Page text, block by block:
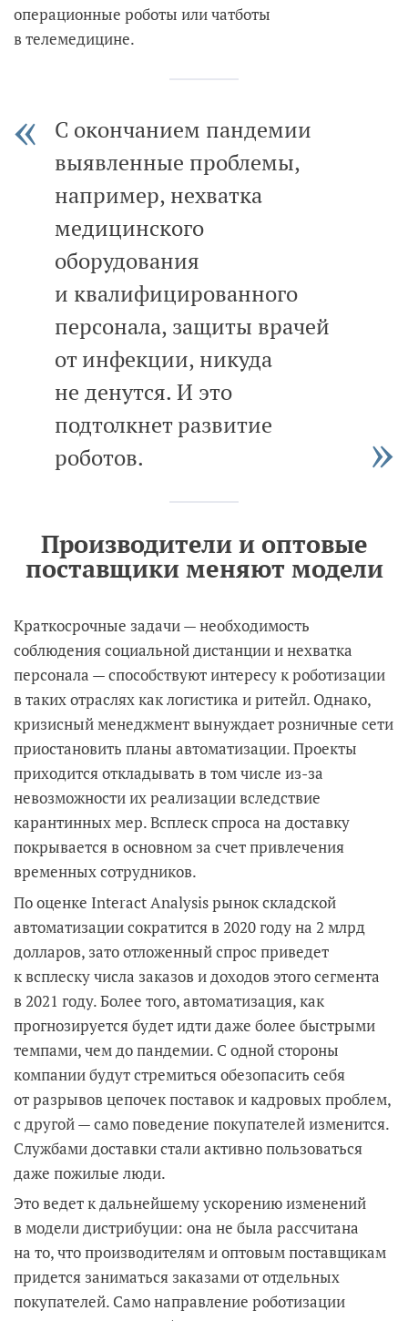
операционные роботы или чатботы
в телемедицине.
С окончанием пандемии
выявленные проблемы,
например, нехватка
медицинского
оборудования
и квалифицированного
персонала, защиты врачей
от инфекции, никуда
не денутся. И это
подтолкнет развитие
роботов.
Производители и оптовые
поставщики меняют модели
Краткосрочные задачи — необходимость
соблюдения социальной дистанции и нехватка
персонала — способствуют интересу к роботизации
в таких отраслях как логистика и ритейл. Однако,
кризисный менеджмент вынуждает розничные сети
приостановить планы автоматизации. Проекты
приходится откладывать в том числе из-за
невозможности их реализации вследствие
карантинных мер. Всплеск спроса на доставку
покрывается в основном за счет привлечения
временных сотрудников.
По оценке Interact Analysis рынок складской
автоматизации сократится в 2020 году на 2 млрд
долларов, зато отложенный спрос приведет
к всплеску числа заказов и доходов этого сегмента
в 2021 году. Более того, автоматизация, как
прогнозируется будет идти даже более быстрыми
темпами, чем до пандемии. С одной стороны
компании будут стремиться обезопасить себя
от разрывов цепочек поставок и кадровых проблем,
с другой — само поведение покупателей изменится.
Службами доставки стали активно пользоваться
даже пожилые люди.
Это ведет к дальнейшему ускорению изменений
в модели дистрибуции: она не была рассчитана
на то, что производителям и оптовым поставщикам
придется заниматься заказами от отдельных
покупателей. Само направление роботизации